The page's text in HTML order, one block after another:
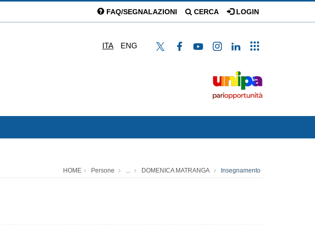
FAQ/SEGNALAZIONI CERCA LOGIN
ITA ENG
HOME Persone ... DOMENICA MATRANGA Insegnamento